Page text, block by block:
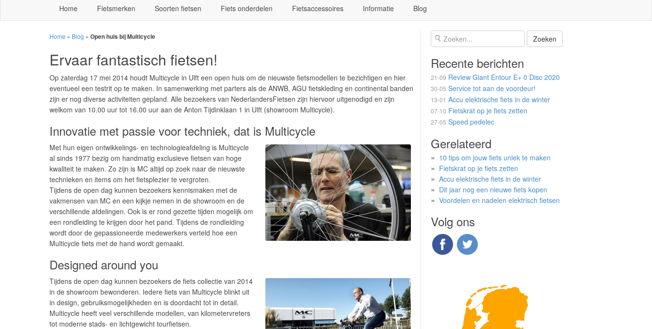
Home Fietsmerken Soorten fietsen Fiets onderdelen Fietsaccessoires Informatie Blog
Home » Blog » Open huis bij Multicycle
Ervaar fantastisch fietsen!
Op zaterdag 17 mei 2014 houdt Multicycle in Ulft een open huis om de nieuwste fietsmodellen te bezichtigen en hier
eventueel een testrit op te maken. In samenwerking met parters als de ANWB, AGU fietskleding en continental banden
zijn er nog diverse activiteiten gepland. Alle bezoekers van NederlandersFietsen zijn hiervoor uitgenodigd en zijn
welkom van 10.00 uur tot 16.00 uur aan de Anton Tijdinklaan 1 in Ulft (showroom Multicycle).
Innovatie met passie voor techniek, dat is Multicycle
Met hun eigen ontwikkelings- en technologieafdeling is Multicycle
al sinds 1977 bezig om handmatig exclusieve fietsen van hoge
kwaliteit te maken. Zo zijn is MC altijd op zoek naar de nieuwste
technieken en items om het fietsplezier te vergroten.
Tijdens de open dag kunnen bezoekers kennismaken met de
vakmensen van MC en een kijkje nemen in de showroom en de
verschillende afdelingen. Ook is er rond gezette tijden mogelijk om
een rondleiding te krijgen door het pand. Tijdens de rondleiding
wordt door de gepassioneerde medewerkers verteld hoe een
Multicycle fiets met de hand wordt gemaakt.
Designed around you
Tijdens de open dag kunnen bezoekers de fiets collectie van 2014
in de showroom bewonderen. Iedere fiets van Multicycle blinkt uit
in design, gebruiksmogelijkheden en is doordacht tot in detail.
Multicycle heeft veel verschillende modellen, van kilometervreters
tot moderne stads- en lichtgewicht tourfietsen.
Recente berichten
21-09 Review Giant Entour E+ 0 Disc 2020
30-05 Service tot aan de voordeur!
13-01 Accu elektrische fiets in de winter
07-10 Fietskrat op je fiets zetten
27-05 Speed pedelec
Gerelateerd
10 tips om jouw fiets uniek te maken
Fietskrat op je fiets zetten
Accu elektrische fiets in de winter
Dit jaar nog een nieuwe fiets kopen
Voordelen en nadelen elektrisch fietsen
Volg ons